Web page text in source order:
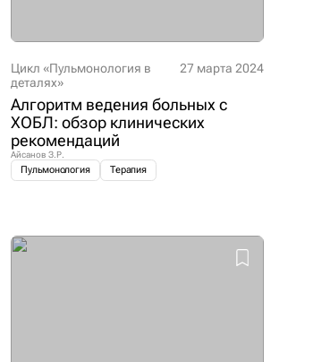
Цикл «Пульмонология в
деталях»
27 марта 2024
Алгоритм ведения больных с
ХОБЛ: обзор клинических
рекомендаций
Айсанов З.Р.
Пульмонология Терапия